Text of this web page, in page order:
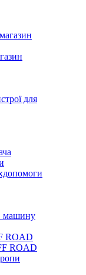
для
машину
ROAD
ROAD